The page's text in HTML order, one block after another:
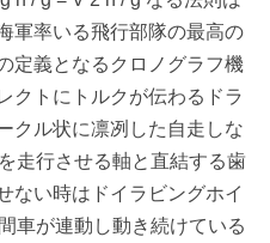
軍率いる飛行部隊の最高の
定義となるクロノグラフ機
クトにトルクが伝わるドラ
クル状に凛冽した自走しな
走行させる軸と直結する歯
ない時はドイラビングホイ
車が連動し動き続けている